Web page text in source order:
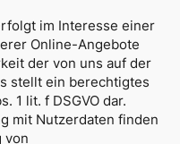
im Interesse einer
Online-Angebote
der von uns auf der
stellt ein berechtigtes
1 lit. f DSGVO dar.
mit Nutzerdaten finden
von